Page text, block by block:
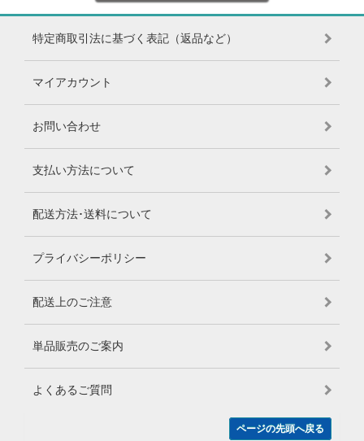
特定商取引法に基づく表記（返品など）
マイアカウント
お問い合わせ
支払い方法について
配送方法･送料について
プライバシーポリシー
配送上のご注意
単品販売のご案内
よくあるご質問
ページの先頭へ戻る